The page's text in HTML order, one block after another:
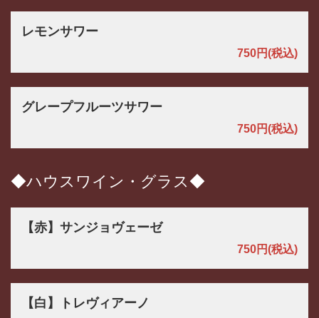
レモンサワー
750円(税込)
グレープフルーツサワー
750円(税込)
◆ハウスワイン・グラス◆
【赤】サンジョヴェーゼ
750円(税込)
【白】トレヴィアーノ